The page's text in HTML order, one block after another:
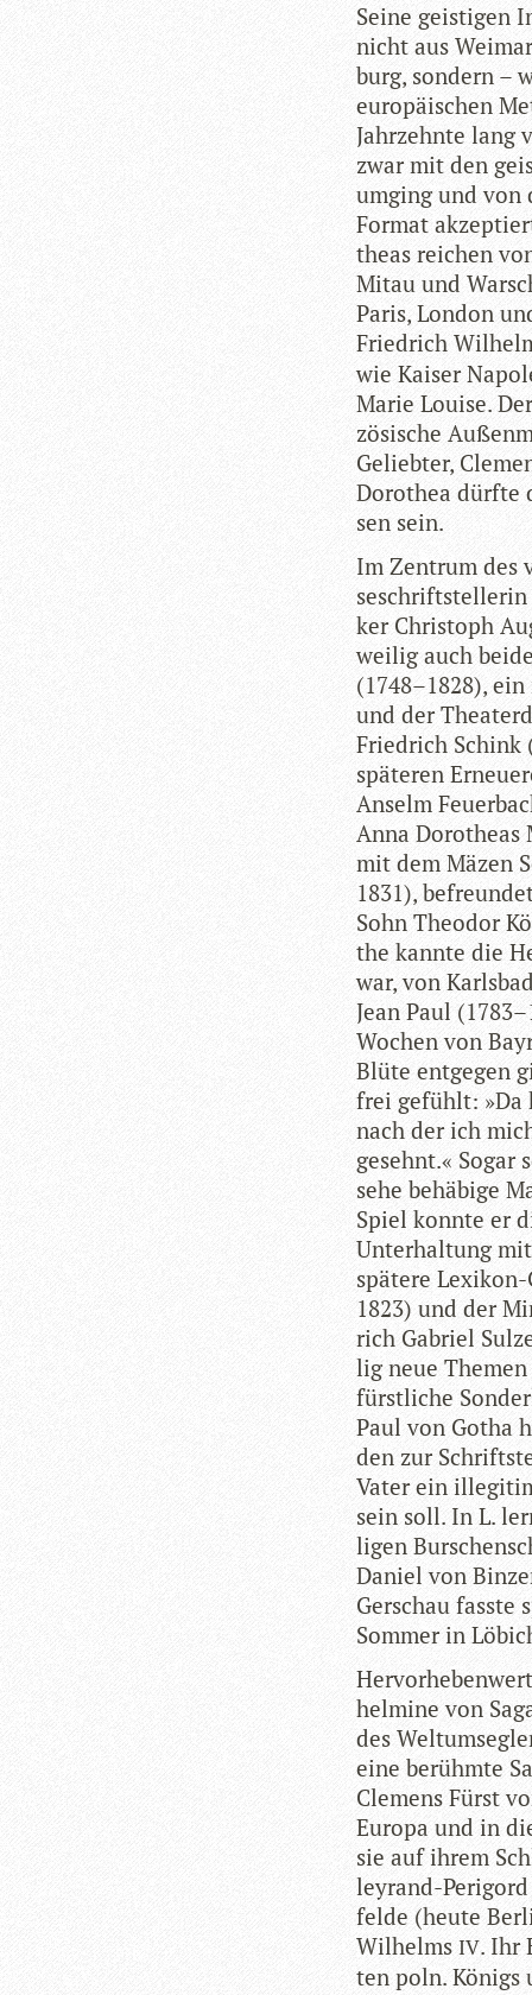
Seine geis­ti­gen
nicht aus
burg, son­dern –
euro­päi­schen
Jahr­zehnte lang
zwar mit den
umging und von
For­mat
theas rei­chen
Mitau und
Paris, Lon­don
Fried­rich
wie Kai­ser
Marie Louise.
zö­si­sche
Gelieb­ter,
Doro­thea dürfte
sen sein.
Im Zen­trum des
ker Chris­toph
wei­lig auch
(1748–1828),
und der
Fried­rich Schink
spä­te­ren
Anselm
Anna Doro­theas
mit dem Mäzen
1831),
Sohn Theo­dor
the kannte die
war, von
Jean Paul
Wochen von
Blüte ent­ge­gen
frei gefühlt: »Da
nach der ich
gesehnt.«
sehe behä­bige
Spiel konnte er
Unter­hal­tung
spä­tere
1823) und der
rich Gabriel
lig neue
fürst­li­che
Paul von Gotha
den zur
Vater ein
sein soll. In L.
li­gen
Daniel von
Gerschau fasste
Som­mer in
hel­mine von
des
eine berühmte
Cle­mens Fürst
Europa und in
sie auf ihrem
ley­rand-
felde (heute
Wil­helms IV. Ihr
ten poln. Königs